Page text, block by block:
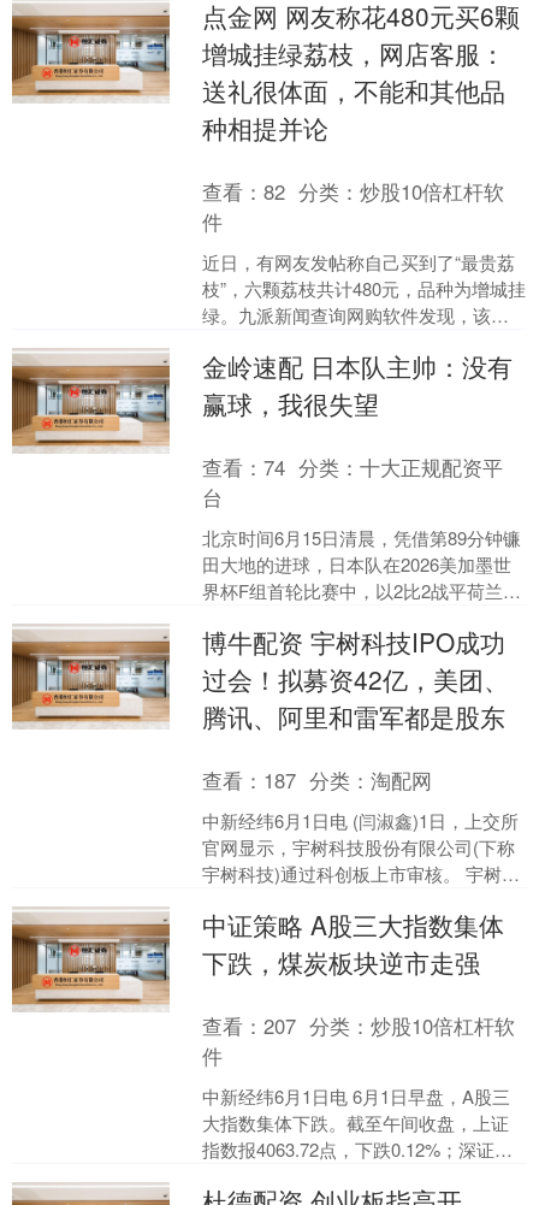
主量产，产品....
点金网 网友称花480元买6颗
增城挂绿荔枝，网店客服：
送礼很体面，不能和其他品
种相提并论
查看：82 分类：炒股10倍杠杆软
件
近日，有网友发帖称自己买到了“最贵荔
枝”，六颗荔枝共计480元，品种为增城挂
绿。九派新闻查询网购软件发现，该品
58元。 网购平....
金岭速配 日本队主帅：没有
赢球，我很失望
查看：74 分类：十大正规配资平
台
北京时间6月15日清晨，凭借第89分钟镰
田大地的进球，日本队在2026美加墨世
界杯F组首轮比赛中，以2比2战平荷兰
臣镰田大地均....
博牛配资 宇树科技IPO成功
过会！拟募资42亿，美团、
腾讯、阿里和雷军都是股东
查看： 187 分类：淘配网
中新经纬6月1日电 (闫淑鑫)1日，上交所
官网显示，宇树科技股份有限公司(下称
宇树科技)通过科创板上市审核。 宇树科
机....
中证策略 A股三大指数集体
下跌，煤炭板块逆市走强
查看：207 分类：炒股10倍杠杆软
件
中新经纬6月1日电 6月1日早盘，A股三
大指数集体下跌。截至午间收盘，上证
指数报4063.72点，下跌0.12%；深证成